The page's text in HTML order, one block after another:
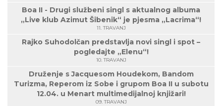
Boa II - Drugi službeni singl s aktualnog albuma
„Live klub Azimut Šibenik“ je pjesma „Lacrima“!
11. TRAVANJ
Rajko Suhodolčan predstavlja novi singl i spot –
pogledajte „Elenu“!
10. TRAVANJ
Druženje s Jacquesom Houdekom, Bandom
Turizma, Reperom iz Sobe i grupom Boa II u subotu
12.04. u Menart multimedijalnoj knjižari!
09. TRAVANJ